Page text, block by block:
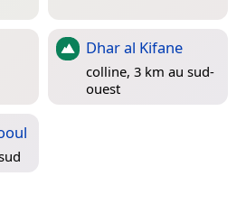
Dhar al Kifane
colline, 3 km au sud-
ouest